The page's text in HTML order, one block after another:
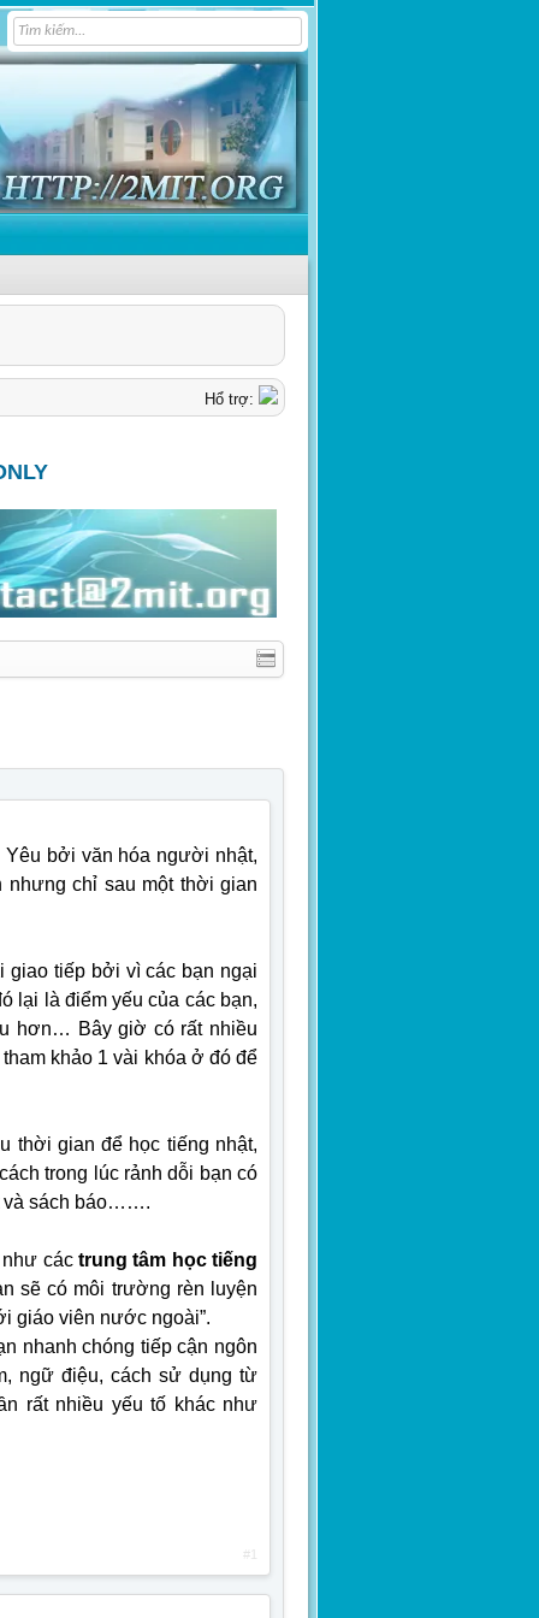
Hổ trợ:
bởi văn hóa người nhật,
chỉ sau một thời gian
giao tiếp bởi vì các bạn ngại
lại là điểm yếu của các bạn,
hơn… Bây giờ có rất nhiều
khảo 1 vài khóa ở đó để
thời gian để học tiếng nhật,
trong lúc rảnh dỗi bạn có
và sách báo…….
như cáctrung tâm học tiếng
sẽ có môi trường rèn luyện
giáo viên nước ngoài”.
nhanh chóng tiếp cận ngôn
ngữ điệu, cách sử dụng từ
rất nhiều yếu tố khác như
#1